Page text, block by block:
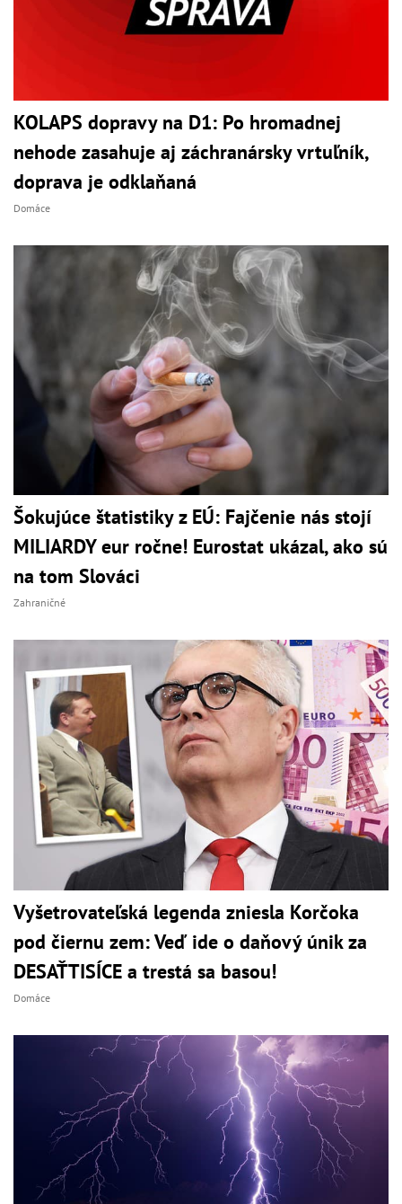
KOLAPS dopravy na D1: Po hromadnej
nehode zasahuje aj záchranársky vrtuľník,
doprava je odklaňaná
Domáce
Šokujúce štatistiky z EÚ: Fajčenie nás stojí
MILIARDY eur ročne! Eurostat ukázal, ako sú
na tom Slováci
Zahraničné
Vyšetrovateľská legenda zniesla Korčoka
pod čiernu zem: Veď ide o daňový únik za
DESAŤTISÍCE a trestá sa basou!
Domáce